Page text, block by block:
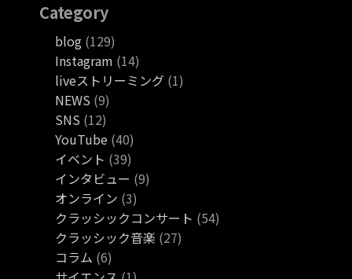
Category
blog (129)
Instagram (14)
liveストリーミング (1)
NEWS (9)
SNS (12)
YouTube (40)
イベント (39)
インタビュー (9)
オンライン (3)
クラッシックコンサート (54)
クラッシック音楽 (27)
コラム (6)